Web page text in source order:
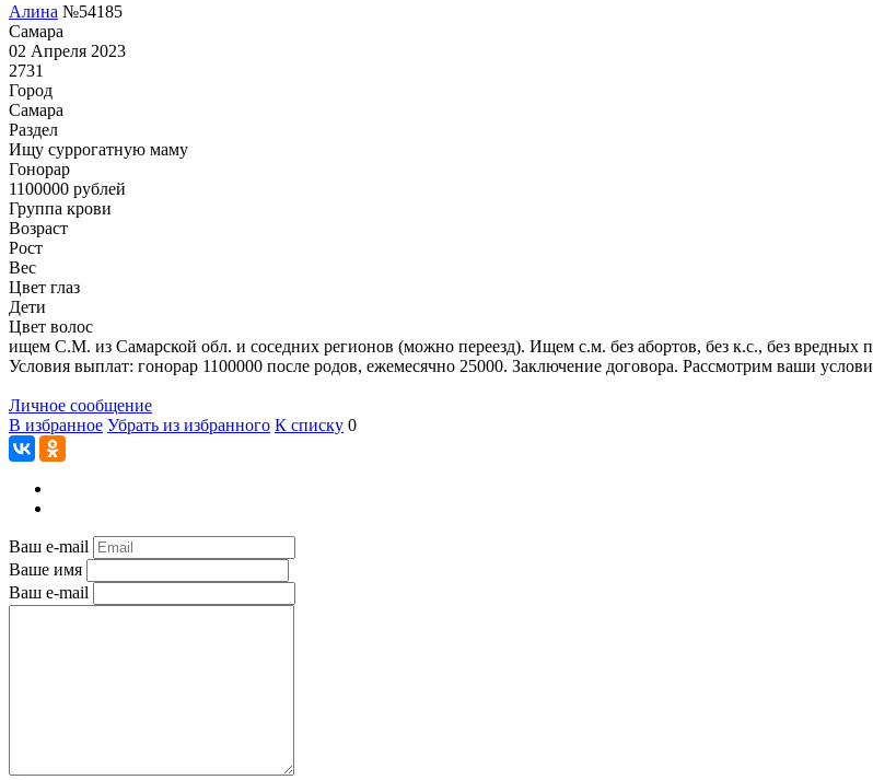
Алина №54185
Самара
02 Апреля 2023
2731
Город
Самара
Раздел
Ищу суррогатную маму
Гонoрар
1100000 рублей
Группа крови
Возраст
Рост
Вес
Цвет глаз
Дети
Цвет волос
ищем С.М. из Самарской обл. и соседних регионов (можно переезд). Ищем с.м. без абортов, без к.с., без
Условия выплат: гонорар 1100000 после родов, ежемесячно 25000. Заключение договора. Рассмотрим ваши
Личное сообщение
В избранное Убрать из избранного К списку 0
Ваш e-mail
Ваше имя
Ваш e-mail